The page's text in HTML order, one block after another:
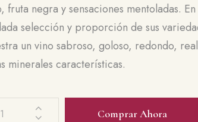
fruta negra y sensaciones mentoladas.
selección y proporción de sus
un vino sabroso, goloso, redondo,
minerales características.
Comprar Ahora